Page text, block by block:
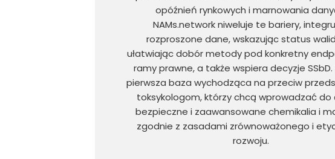
opóźnień rynkowych i marnowania
NAMs.network niweluje te bariery,
rozproszone dane, wskazując status
ułatwiając dobór metody pod konkretny
ramy prawne, a także wspiera decyzje
pierwsza baza wychodząca na przeciw
toksykologom, którzy chcą wprowadzać do
bezpieczne i zaawansowane chemikalia i
zgodnie z zasadami zrównoważonego i
rozwoju.